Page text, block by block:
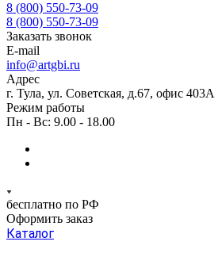
8 (800) 550-73-09
8 (800) 550-73-09
Заказать звонок
E-mail
info@artgbi.ru
Адрес
г. Тула, ул. Советская, д.67, офис 403А
Режим работы
Пн - Вс: 9.00 - 18.00
бесплатно по РФ
Оформить заказ
Каталог